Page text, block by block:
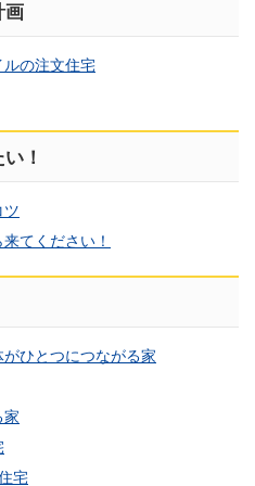
画
ルの注文住宅
！
ツ
てください！
ひとつにつながる家
家
宅